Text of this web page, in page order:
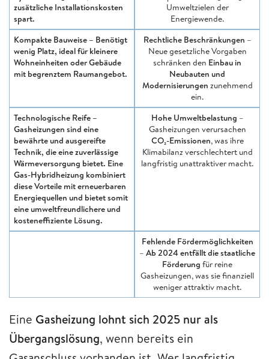
zusätzliche Installationskosten
spart.
Umweltzielen der
Energiewende.
Kompakte Bauweise – Benötigt
wenig Platz, ideal für kleinere
Wohneinheiten oder Gebäude
mit begrenztem Raumangebot.
Rechtliche Beschränkungen –
Neue gesetzliche Vorgaben
schränken den Einbau in
Neubauten und
Modernisierungen zunehmend
ein.
Technologische Reife –
Gasheizungen sind eine
bewährte und ausgereifte
Technik, die eine zuverlässige
Wärmeversorgung bietet. Eine
Gas-Hybridheizung kombiniert
diese Vorteile mit erneuerbaren
Energiequellen und bietet somit
eine umweltfreundlichere und
kosteneffiziente Lösung.
Hohe Umweltbelastung –
Gasheizungen verursachen
CO₂-Emissionen, was ihre
Klimabilanz verschlechtert und
langfristig unattraktiver macht.
Fehlende Fördermöglichkeiten
– Ab 2024 entfällt die staatliche
Förderung für reine
Gasheizungen, was sie finanziell
weniger attraktiv macht.
Eine Gasheizung lohnt sich 2025 nur als
Übergangslösung, wenn bereits ein